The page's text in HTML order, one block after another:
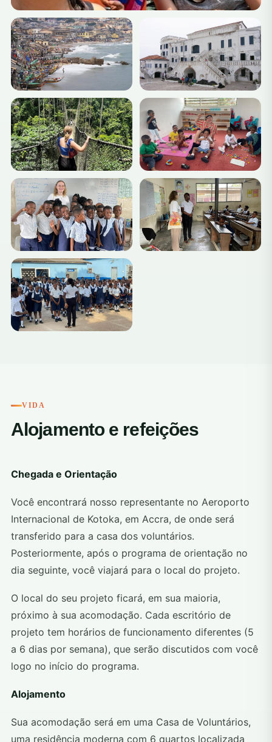
VIDA
Alojamento e refeições
Chegada e Orientação
Você encontrará nosso representante no Aeroporto
Internacional de Kotoka, em Accra, de onde será
transferido para a casa dos voluntários.
Posteriormente, após o programa de orientação no
dia seguinte, você viajará para o local do projeto.
O local do seu projeto ficará, em sua maioria,
próximo à sua acomodação. Cada escritório de
projeto tem horários de funcionamento diferentes (5
a 6 dias por semana), que serão discutidos com você
logo no início do programa.
Alojamento
Sua acomodação será em uma Casa de Voluntários,
uma residência moderna com 6 quartos localizada